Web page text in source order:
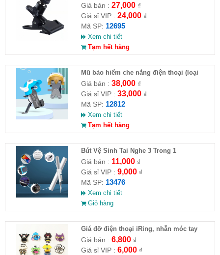
Giá bán : 27,000₫
Giá sỉ VIP : 24,000₫
Mã SP: 12695
Xem chi tiết
Tạm hết hàng
Mũ bảo hiểm che nắng điện thoại (loại
nhỏ)
Giá bán : 38,000₫
Giá sỉ VIP : 33,000₫
Mã SP: 12812
Xem chi tiết
Tạm hết hàng
Bút Vệ Sinh Tai Nghe 3 Trong 1
Giá bán : 11,000₫
Giá sỉ VIP : 9,000₫
Mã SP: 13476
Xem chi tiết
Giỏ hàng
Giá đỡ điện thoại iRing, nhẫn móc tay
chống rớt (nhiều kiểu)
Giá bán : 6,800₫
Giá sỉ VIP : 6,000₫